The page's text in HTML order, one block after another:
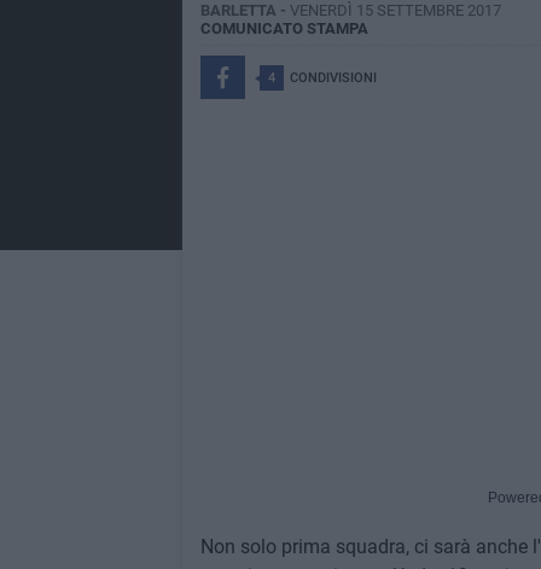
BARLETTA - VENERDÌ 15 SETTEMBRE 2017
COMUNICATO STAMPA
4 CONDIVISIONI
Non solo prima squadra, ci sarà anche